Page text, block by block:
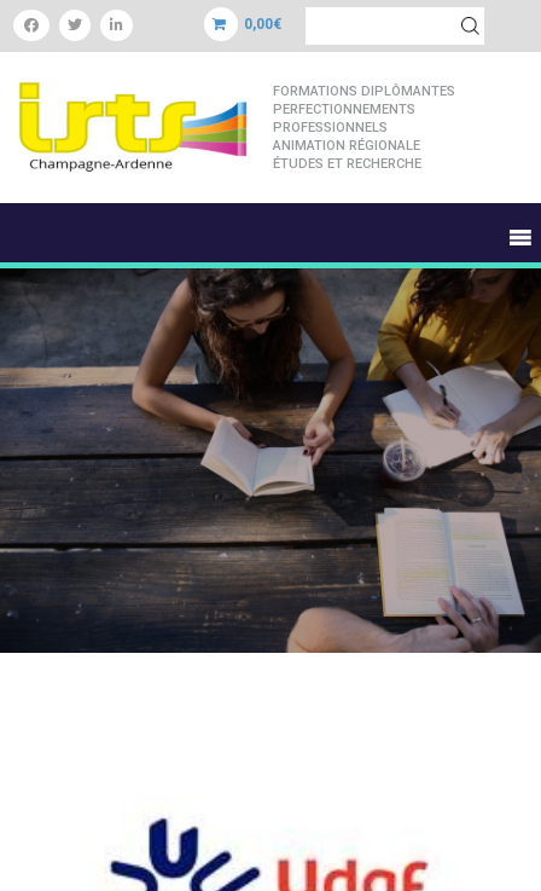
0,00€
FORMATIONS DIPLÔMANTES
PERFECTIONNEMENTS
PROFESSIONNELS
ANIMATION RÉGIONALE
ÉTUDES ET RECHERCHE